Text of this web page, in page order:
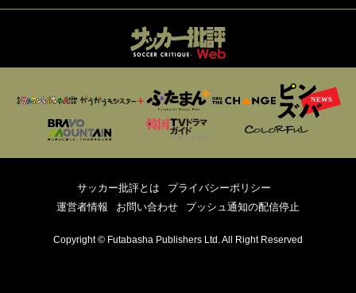
サッカー批評とは
プライバシーポリシー
運営者情報
お問い合わせ プッシュ通知の配信停止
Copyright © Futabasha Publishers Ltd. All Right Reserved